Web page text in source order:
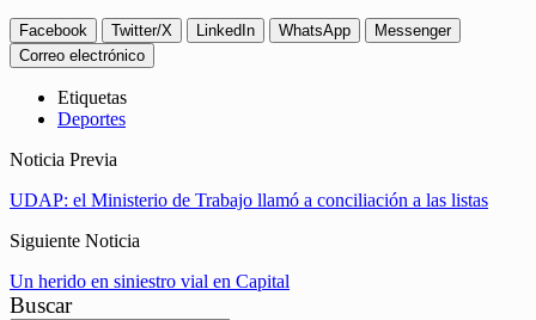
Facebook Twitter/X LinkedIn WhatsApp
Messenger
Correo electrónico
Etiquetas
Deportes
Noticia Previa
UDAP: el Ministerio de Trabajo llamó a conciliación a las listas
Siguiente Noticia
Un herido en siniestro vial en Capital
Buscar